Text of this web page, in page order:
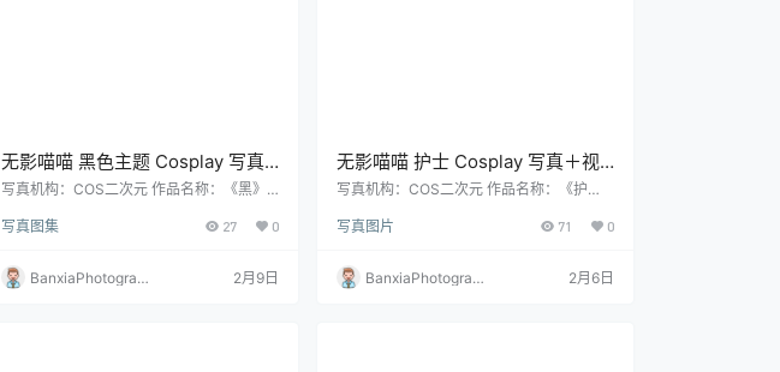
无影喵喵 黑色主题 Cosplay 写真
＋视频合集｜质感风高清图集
写真机构：COS二次元 作品名称：《黑》
资源大小：829MB
写真图集 27 0
BanxiaPhotograp
2月9日
无影喵喵 护士 Cosplay 写真＋视
频合集｜制服主题高清图集（77P
写真机构：COS二次元 作品名称：《护
｜4V 资源大小：957MB
写真图片 71 0
BanxiaPhotograp
2月6日